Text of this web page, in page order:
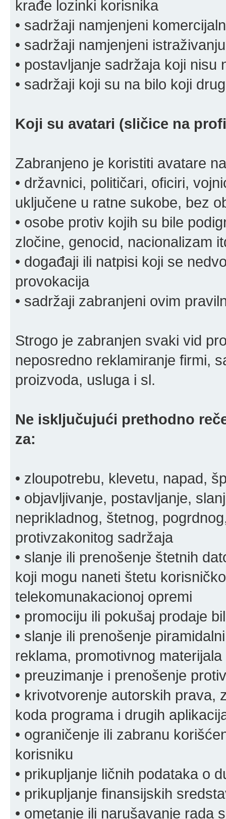
krađe lozinki korisnika
• sadržaji namjenjeni
• sadržaji namjenjeni
• postavljanje sadržaja koji
• sadržaji koji su na bilo koji
Koji su avatari (sličice na
Zabranjeno je koristiti avatare
• državnici, političari, oficiri,
uključene u ratne sukobe, bez
• osobe protiv kojih su bile
zločine, genocid, nacionalizam
• događaji ili natpisi koji se
provokacija
• sadržaji zabranjeni ovim
Strogo je zabranjen svaki vid
neposredno reklamiranje firmi,
proizvoda, usluga i sl.
Ne isključujući prethodno
za:
• zloupotrebu, klevetu, napad,
• objavljivanje, postavljanje,
neprikladnog, štetnog,
protivzakonitog sadržaja
• slanje ili prenošenje štetnih
koji mogu naneti štetu
telekomunakacionoj opremi
• promociju ili pokušaj prodaje
• slanje ili prenošenje
reklama, promotivnog
• preuzimanje i prenošenje
• krivotvorenje autorskih prava,
koda programa i drugih
• ograničenje ili zabranu
korisniku
• prikupljanje ličnih podataka o
• prikupljanje finansijskih
• ometanje ili narušavanje rada